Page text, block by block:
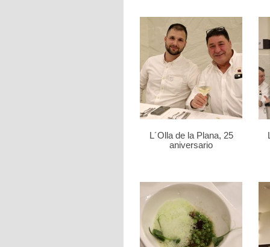
L´Olla de la Plana, 25
aniversario